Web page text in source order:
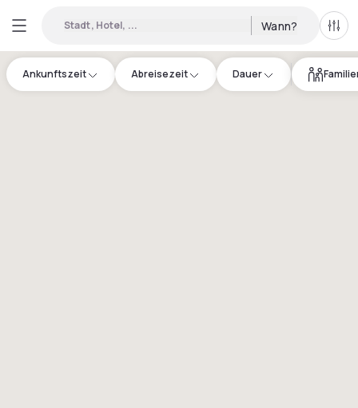
Stadt, Hotel, ... Wann? Alle
Ankunftszeit Abreisezeit Dauer